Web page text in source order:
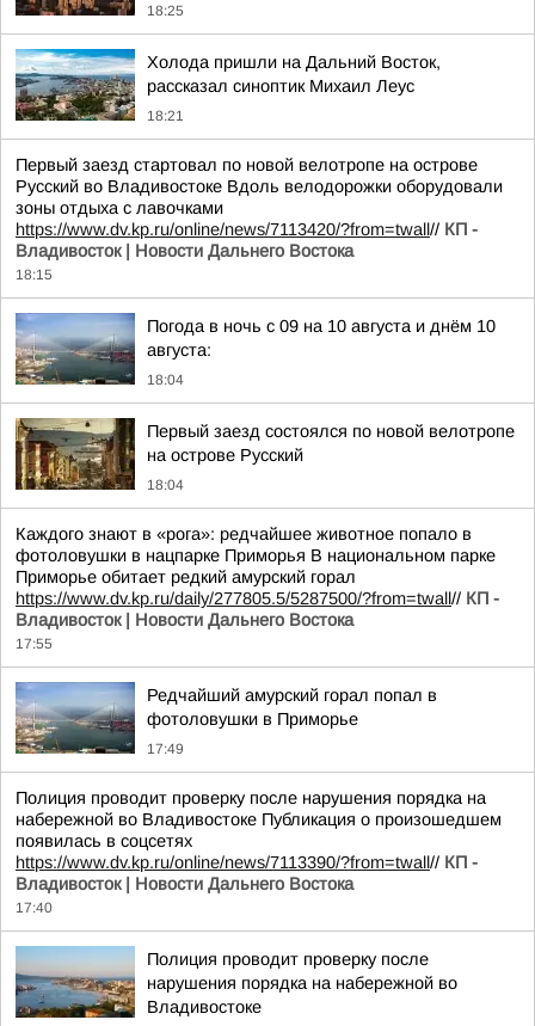
18:25
Холода пришли на Дальний Восток,
рассказал синоптик Михаил Леус
18:21
Первый заезд стартовал по новой велотропе на острове
Русский во Владивостоке Вдоль велодорожки оборудовали
зоны отдыха с лавочками
https://www.dv.kp.ru/online/news/7113420/?from=twall// КП -
Владивосток | Новости Дальнего Востока
18:15
Погода в ночь с 09 на 10 августа и днём 10
августа:
18:04
Первый заезд состоялся по новой велотропе
на острове Русский
18:04
Каждого знают в «рога»: редчайшее животное попало в
фотоловушки в нацпарке Приморья В национальном парке
Приморье обитает редкий амурский горал
https://www.dv.kp.ru/daily/277805.5/5287500/?from=twall// КП -
Владивосток | Новости Дальнего Востока
17:55
Редчайший амурский горал попал в
фотоловушки в Приморье
17:49
Полиция проводит проверку после нарушения порядка на
набережной во Владивостоке Публикация о произошедшем
появилась в соцсетях
https://www.dv.kp.ru/online/news/7113390/?from=twall// КП -
Владивосток | Новости Дальнего Востока
17:40
Полиция проводит проверку после
нарушения порядка на набережной во
Владивостоке